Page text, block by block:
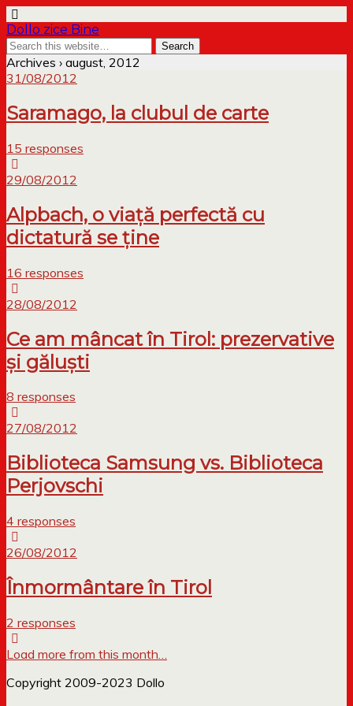
Dollo zice Bine
Archives › august, 2012
31/08/2012
Saramago, la clubul de carte
15 responses
29/08/2012
Alpbach, o viață perfectă cu
dictatură se ține
16 responses
28/08/2012
Ce am mâncat în Tirol: prezervative
şi găluşti
8 responses
27/08/2012
Biblioteca Samsung vs. Biblioteca
Perjovschi
4 responses
26/08/2012
Înmormântare în Tirol
2 responses
Load more from this month…
Copyright 2009-2023 Dollo